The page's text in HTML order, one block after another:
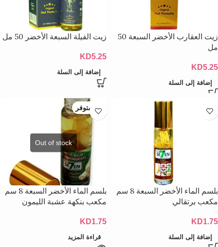
زيت العقارب الأخضر السبعة 50
مل
KD5.25
إضافة إلى السلة
زيت الفيلة السبعة الأخضر 50 مل
KD5.25
إضافة إلى السلة
بلسم الماء الأخضر السبعة 8 سم
مكعب برتقالي
KD1.75
إضافة إلى السلة
غير متوفر
بلسم الماء الأخضر السبعة 8 سم
مكعب بنكهة عشبة الليمون
KD1.75
قراءة المزيد